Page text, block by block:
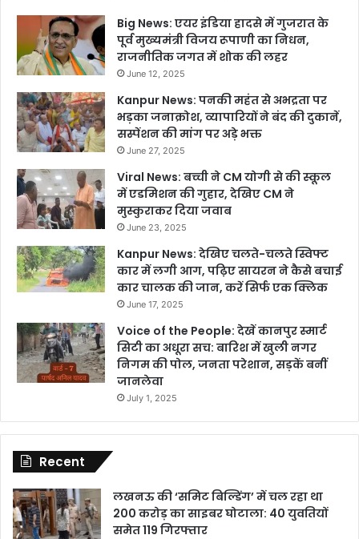
Big News: एयर इंडिया हादसे में गुजरात के
पूर्व मुख्यमंत्री विजय रूपाणी का निधन,
राजनीतिक जगत में शोक की लहर
June 12, 2025
Kanpur News: पनकी महंत से अभद्रता पर
भड़का जनाक्रोश, व्यापारियों ने बंद की दुकानें,
सस्पेंशन की मांग पर अड़े भक्त
June 27, 2025
Viral News: बच्ची ने CM योगी से की स्कूल
में एडमिशन की गुहार, देखिए CM ने
मुस्कुराकर दिया जवाब
June 23, 2025
Kanpur News: देखिए चलते-चलते स्विफ्ट
कार में लगी आग, पढ़िए सायरन ने कैसे बचाई
कार चालक की जान, करें सिर्फ एक क्लिक
June 17, 2025
Voice of the People: देखें कानपुर स्मार्ट
सिटी का अधूरा सच: बारिश में खुली नगर
निगम की पोल, जनता परेशान, सड़कें बनीं
जानलेवा
July 1, 2025
Recent
लखनऊ की ‘समिट बिल्डिंग’ में चल रहा था
200 करोड़ का साइबर घोटाला: 40 युवतियों
समेत 119 गिरफ्तार